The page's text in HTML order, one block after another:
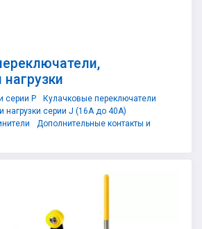
серии P
Кулачковые переключатели
нагрузки серии J (16A до 40A)
Дополнительные контакты и